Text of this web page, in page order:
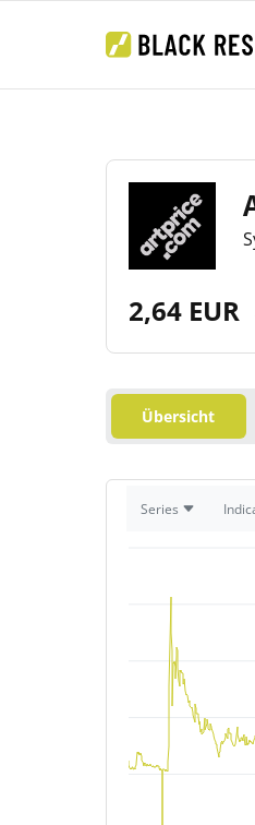
2,64 EUR
Übersicht
Series